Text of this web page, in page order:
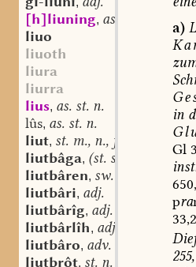
[h]liuning, as. st. m.
liuo
liuoth
liura
liurra
lius, as. st. n.
lûs, as. st. n.
liut, st. m., n., f.
liutbâga, (st. sw.?) f.
liutbâren, sw. v.
liutbâri, adj.
liutbârîg, adj.
liutbârlîh, adj.
liutbâro, adv.
liutbrôt, st. n.
a)
in
Gl
pra